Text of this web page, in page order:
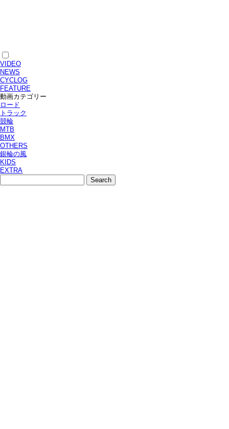
VIDEO
NEWS
CYCLOG
FEATURE
動画カテゴリー
ロード
トラック
競輪
MTB
BMX
OTHERS
銀輪の風
KIDS
EXTRA